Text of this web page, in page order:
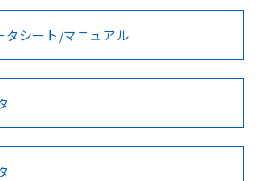
ご利用いただく前に、以下を必ずお読
項・凡例
タシート/マニュアル